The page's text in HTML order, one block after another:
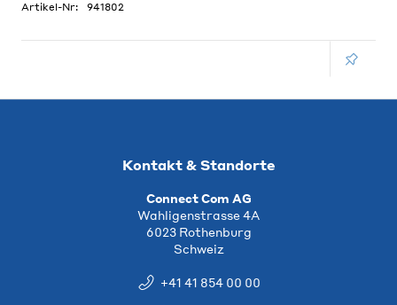
Artikel-Nr:
941802
Kontakt & Standorte
Connect Com AG
Wahligenstrasse 4A
6023 Rothenburg
Schweiz
+41 41 854 00 00